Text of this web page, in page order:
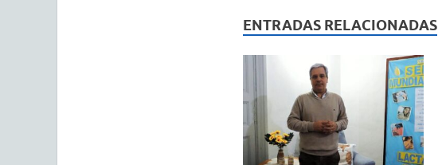
s
A
p
p
b
o
k
p
ENTRADAS RELACIONADAS